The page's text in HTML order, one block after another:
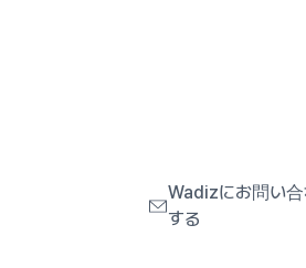
Wadizにお問い合
する